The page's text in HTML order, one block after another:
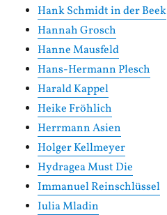
Hank Schmidt in der Beek
Hannah Grosch
Hanne Mausfeld
Hans-Hermann Plesch
Harald Kappel
Heike Fröhlich
Herrmann Asien
Holger Kellmeyer
Hydragea Must Die
Immanuel Reinschlüssel
Iulia Mladin